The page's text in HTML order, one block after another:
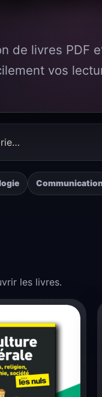
de livres PDF
vos
les livres.